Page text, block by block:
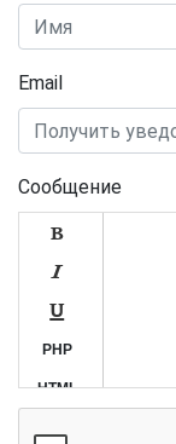
Email
Сообщение



PHP
HTML